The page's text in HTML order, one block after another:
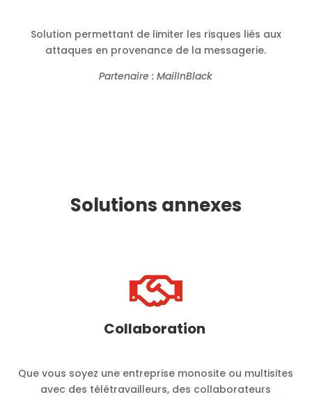
Solution permettant de limiter les risques liés aux
attaques en provenance de la messagerie.
Partenaire : MailInBlack
Solutions annexes

Collaboration
Que vous soyez une entreprise monosite ou multisites
avec des télétravailleurs, des collaborateurs